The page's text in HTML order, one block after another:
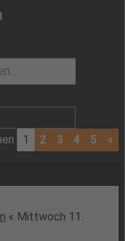
1 2 3 4 5 »
« Mittwoch 11.